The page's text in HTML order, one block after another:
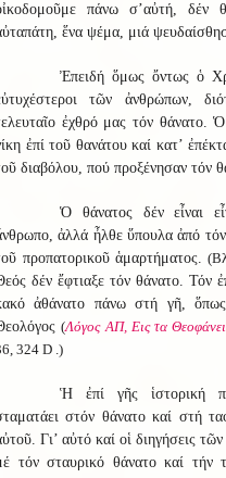
πάνω σ’αὐτή, δέν
ἕνα ψέμα, μιά
Ἐπειδή ὅμως ὄντως ὁ
τῶν ἀνθρώπων,
ἐχθρό μας τόν θάνατο.
ἐπί τοῦ θανάτου καί κατ’
διαβόλου, πού προξένησαν τόν
Ὁ θάνατος δέν εἶναι
ἀλλά ἦλθε ὕπουλα ἀπό
προπατορικοῦ ἁμαρτήματος.
δέν ἔφτιαξε τόν θάνατο. Τόν
ἀθάνατο πάνω στή γῆ, ὅπως
(Λόγος ΑΠ, Εις τα
324 D .)
Ἡ ἐπί γῆς ἱστορική
στόν θάνατο καί στή
Γι’ αὐτό καί οἱ διηγήσεις
τόν σταυρικό θάνατο καί